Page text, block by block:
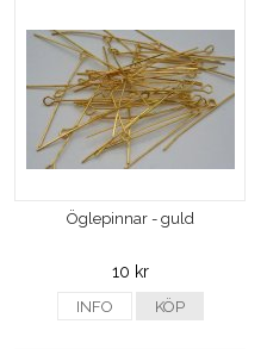
Öglepinnar - guld
10 kr
INFO KÖP